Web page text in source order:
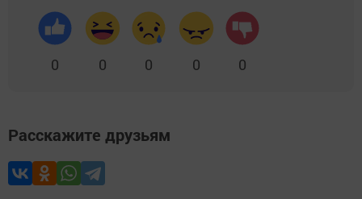
0 0 0 0 0
Расскажите друзьям